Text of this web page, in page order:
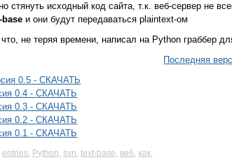
стянуть исходный код сайта, т.к. веб-сервер не
и они будут передаваться plaintext-ом
что, не теряя времени, написал на Python граббер
Последняя
0.5 - СКАЧАТЬ
0.4 - СКАЧАТЬ
0.3 - СКАЧАТЬ
0.2 - СКАЧАТЬ
0.1 - СКАЧАТЬ
entries, Python,svn,text-base, веб,хак,